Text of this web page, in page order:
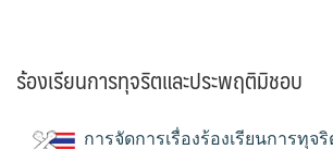
ร้องเรียนการทุจริตและประพฤติมิชอบ
การจัดการเรื่องร้องเรียนการทุจ